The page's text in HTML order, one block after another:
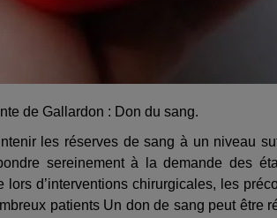
de Gallardon : Don du sang.
les réserves de sang à un niveau
sereinement à la demande des
d’interventions chirurgicales, les
patients Un don de sang peut être